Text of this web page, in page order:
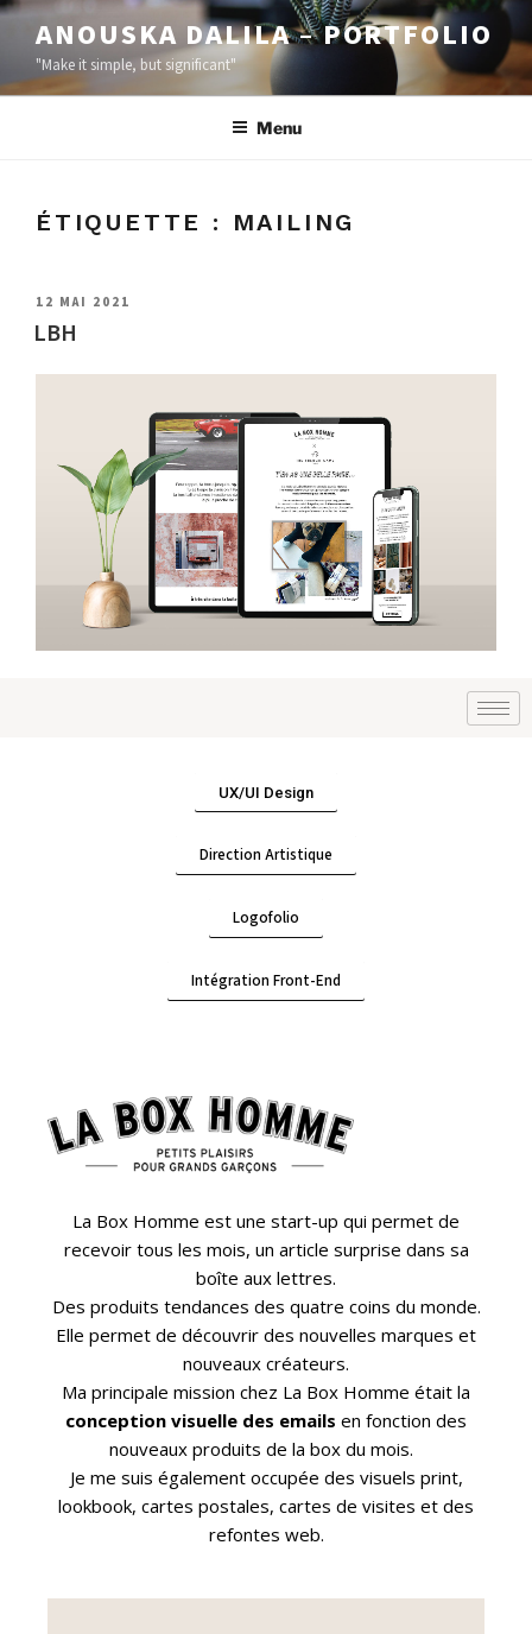
ANOUSKA DALILA – PORTFOLIO
"Make it simple, but significant"
Menu
ÉTIQUETTE : MAILING
12 MAI 2021
LBH
UX/UI Design
Direction Artistique
Logofolio
Intégration Front-End
La Box Homme est une start-up qui permet de
recevoir tous les mois, un article surprise dans sa
boîte aux lettres.
Des produits tendances des quatre coins du monde.
Elle permet de découvrir des nouvelles marques et
nouveaux créateurs.
Ma principale mission chez La Box Homme était la
conception visuelle des emails en fonction des
nouveaux produits de la box du mois.
Je me suis également occupée des visuels print,
lookbook, cartes postales, cartes de visites et des
refontes web.